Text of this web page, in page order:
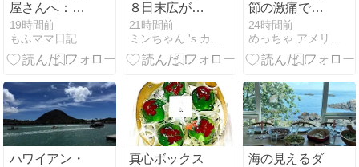
屋さんへ：ま
だ寄生虫問題
19時間前
もふママ日記
８日末広がり
な良き日『My
Birthday♪』
21時間前
節の激痛で泣
くわ
24時間前
ハワイアン・
真心ボックス
海の見えるダ